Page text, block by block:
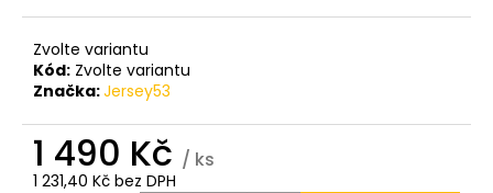
Zvolte variantu
Kód: Zvolte variantu
Značka:Jersey53
1 490 Kč / ks
1 231,40 Kč bez DPH